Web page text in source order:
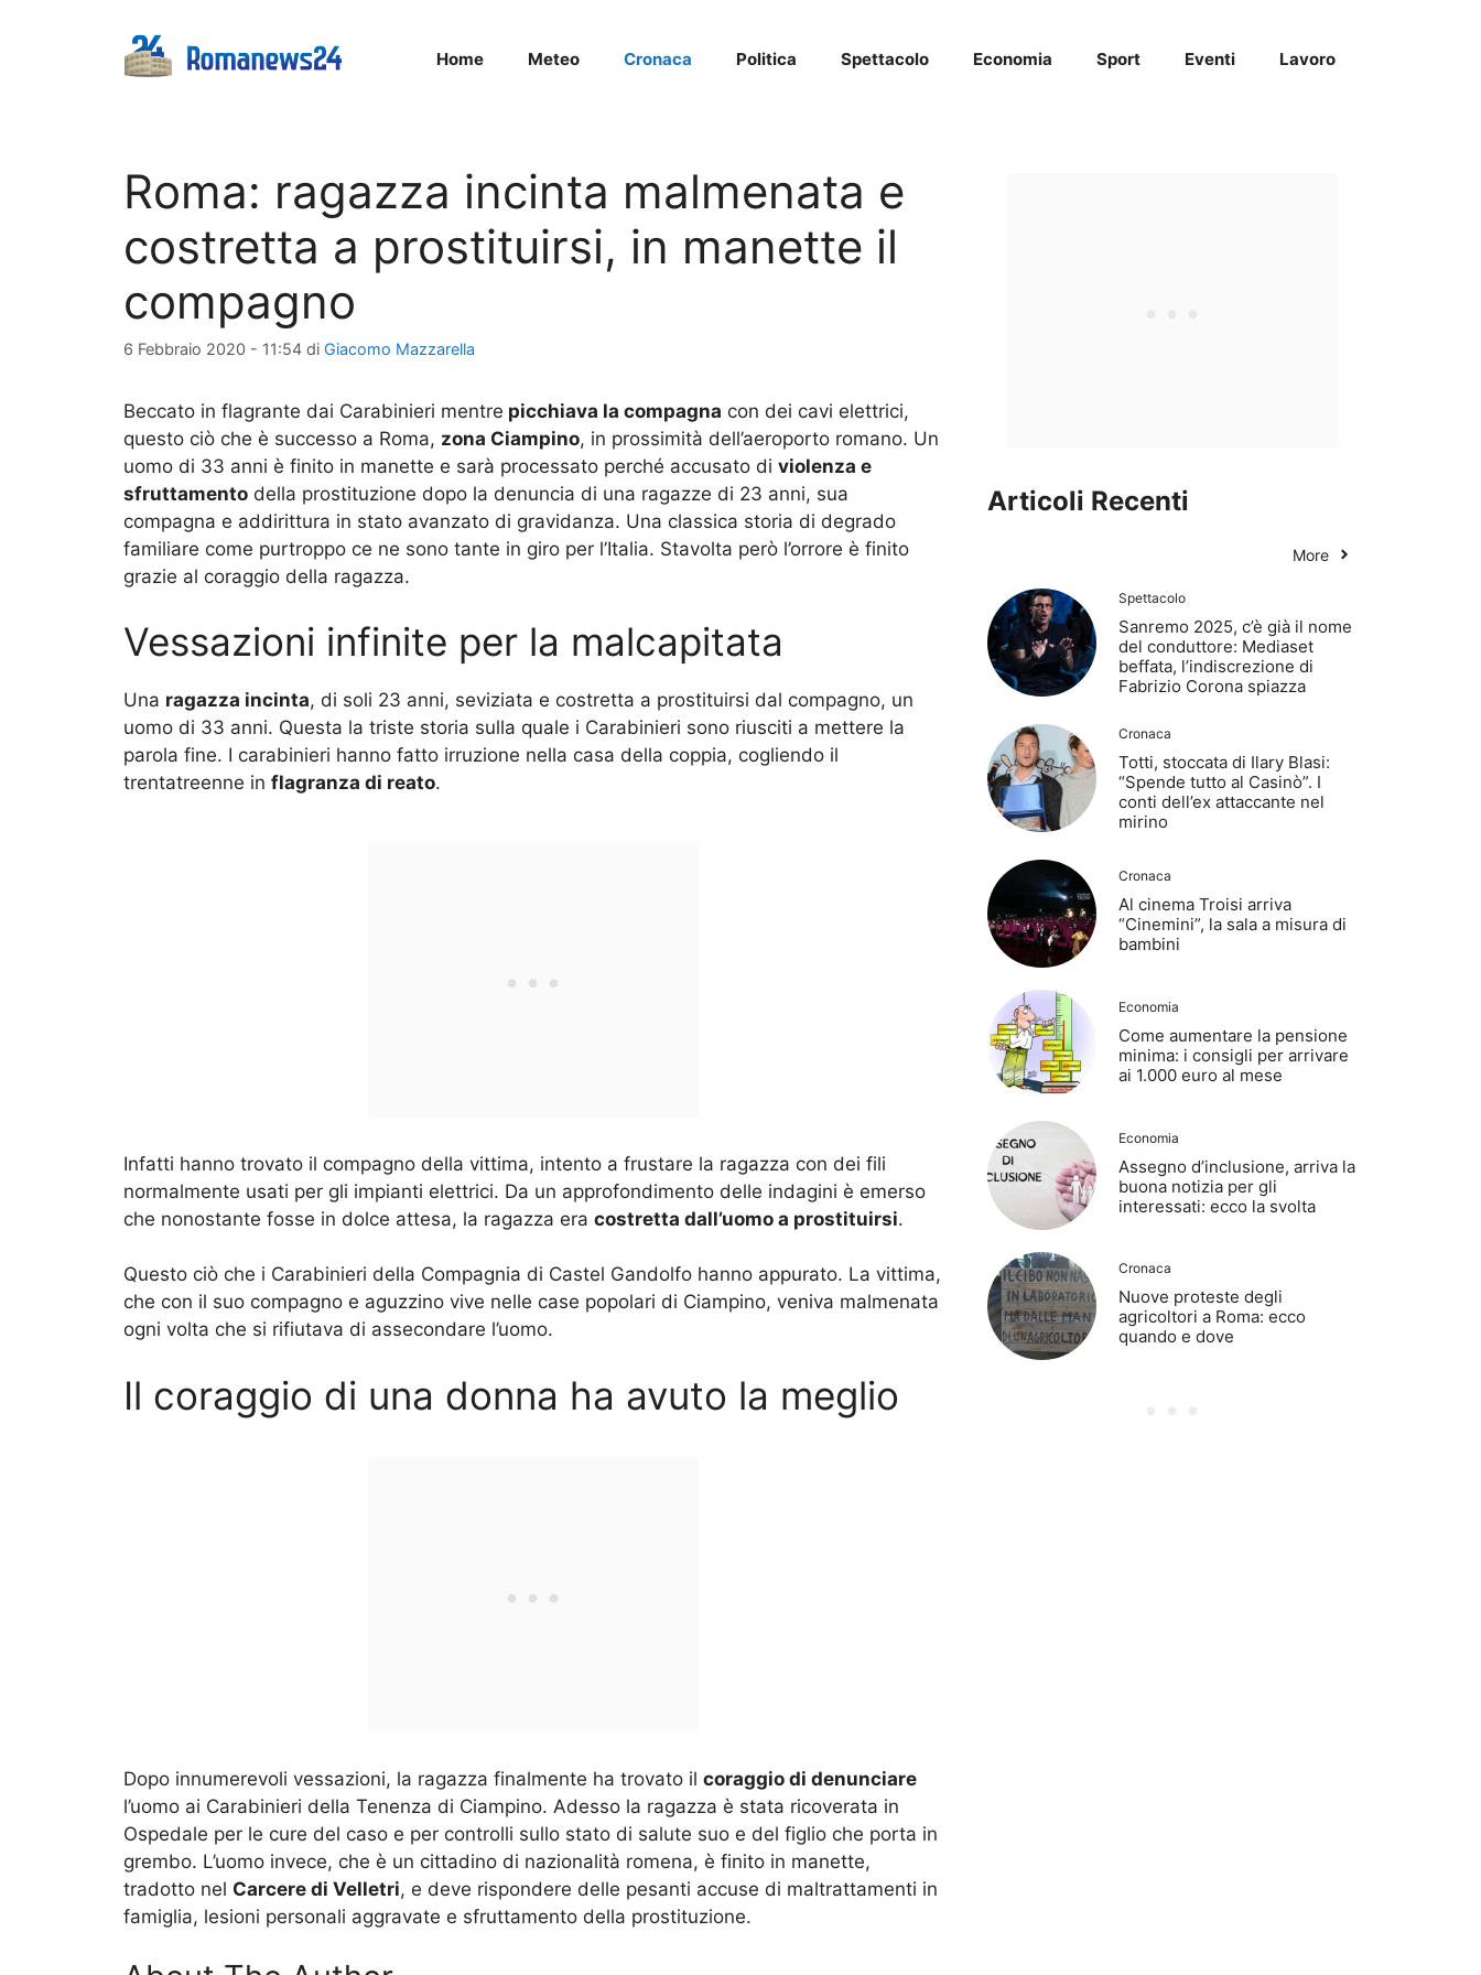
Home Meteo Cronaca Politica Spettacolo Economia Sport Eventi Lavoro
Roma: ragazza incinta malmenata e
costretta a prostituirsi, in manette il
compagno
6 Febbraio 2020 - 11:54 di Giacomo Mazzarella
Beccato in flagrante dai Carabinieri mentre picchiava la compagna con dei cavi elettrici,
questo ciò che è successo a Roma, zona Ciampino, in prossimità dell’aeroporto romano. Un
uomo di 33 anni è finito in manette e sarà processato perché accusato di violenza e
sfruttamento della prostituzione dopo la denuncia di una ragazze di 23 anni, sua
compagna e addirittura in stato avanzato di gravidanza. Una classica storia di degrado
familiare come purtroppo ce ne sono tante in giro per l’Italia. Stavolta però l’orrore è finito
grazie al coraggio della ragazza.
Vessazioni infinite per la malcapitata
Una ragazza incinta, di soli 23 anni, seviziata e costretta a prostituirsi dal compagno, un
uomo di 33 anni. Questa la triste storia sulla quale i Carabinieri sono riusciti a mettere la
parola fine. I carabinieri hanno fatto irruzione nella casa della coppia, cogliendo il
trentatreenne in flagranza di reato.
Infatti hanno trovato il compagno della vittima, intento a frustare la ragazza con dei fili
normalmente usati per gli impianti elettrici. Da un approfondimento delle indagini è emerso
che nonostante fosse in dolce attesa, la ragazza era costretta dall’uomo a prostituirsi.
Questo ciò che i Carabinieri della Compagnia di Castel Gandolfo hanno appurato. La vittima,
che con il suo compagno e aguzzino vive nelle case popolari di Ciampino, veniva malmenata
ogni volta che si rifiutava di assecondare l’uomo.
Il coraggio di una donna ha avuto la meglio
Dopo innumerevoli vessazioni, la ragazza finalmente ha trovato il coraggio di denunciare
l’uomo ai Carabinieri della Tenenza di Ciampino. Adesso la ragazza è stata ricoverata in
Ospedale per le cure del caso e per controlli sullo stato di salute suo e del figlio che porta in
grembo. L’uomo invece, che è un cittadino di nazionalità romena, è finito in manette,
tradotto nel Carcere di Velletri, e deve rispondere delle pesanti accuse di maltrattamenti in
famiglia, lesioni personali aggravate e sfruttamento della prostituzione.
Articoli Recenti
More
Spettacolo
Sanremo 2025, c’è già il nome
del conduttore: Mediaset
beffata, l’indiscrezione di
Fabrizio Corona spiazza
Cronaca
Totti, stoccata di Ilary Blasi:
“Spende tutto al Casinò”. I
conti dell’ex attaccante nel
mirino
Cronaca
Al cinema Troisi arriva
“Cinemini”, la sala a misura di
bambini
Economia
Come aumentare la pensione
minima: i consigli per arrivare
ai 1.000 euro al mese
Economia
Assegno d’inclusione, arriva la
buona notizia per gli
interessati: ecco la svolta
Cronaca
Nuove proteste degli
agricoltori a Roma: ecco
quando e dove